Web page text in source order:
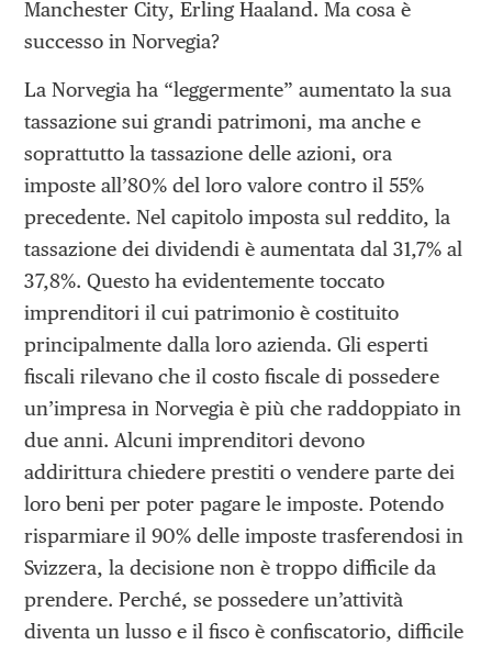
Manchester City, Erling Haaland. Ma cosa è
successo in Norvegia?
La Norvegia ha “leggermente” aumentato la sua
tassazione sui grandi patrimoni, ma anche e
soprattutto la tassazione delle azioni, ora
imposte all’80% del loro valore contro il 55%
precedente. Nel capitolo imposta sul reddito, la
tassazione dei dividendi è aumentata dal 31,7% al
37,8%. Questo ha evidentemente toccato
imprenditori il cui patrimonio è costituito
principalmente dalla loro azienda. Gli esperti
fiscali rilevano che il costo fiscale di possedere
un’impresa in Norvegia è più che raddoppiato in
due anni. Alcuni imprenditori devono
addirittura chiedere prestiti o vendere parte dei
loro beni per poter pagare le imposte. Potendo
risparmiare il 90% delle imposte trasferendosi in
Svizzera, la decisione non è troppo difficile da
prendere. Perché, se possedere un’attività
diventa un lusso e il fisco è confiscatorio, difficile